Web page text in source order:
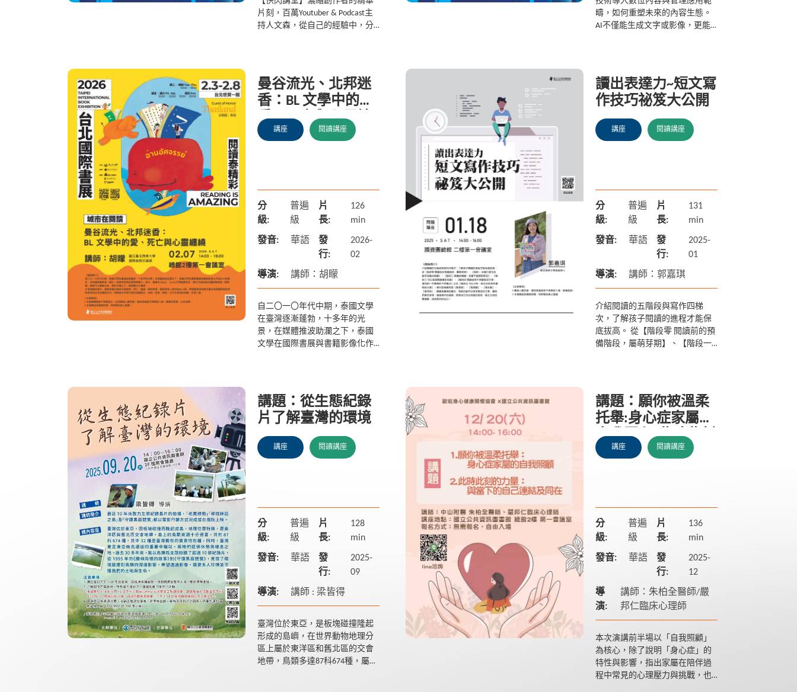
片刻，百萬Youtuber & Podcast主
持人文森，從自己的經驗中，分
疇，如何重塑未來的內容生態。
AI不僅能生成文字或影像，更能
的...
曼谷流光、北邦迷
香：BL 文學中的
愛、死亡與心靈纏
繞
講座 閱讀講座
分
級:
普遍
級
片
長:
126
min
發音: 華語
發
行:
2026-
02
導演: 講師：胡矇
自二〇一〇年代中期，泰國文學
在臺灣逐漸蓬勃，十多年的光
景，在媒體推波助瀾之下，泰國
文學在國際書展與書籍影像化作
讀出表達力~短文寫
作技巧祕笈大公開
講座 閱讀講座
分
級:
普遍
級
片
長:
131
min
發音: 華語
發
行:
2025-
01
導演: 講師：郭嘉琪
介紹閱讀的五階段與寫作四梯
次，了解孩子閱讀的進程才能保
底拔高。 從【階段零 閱讀前的預
備階段，屬萌芽期】、【階段一
講題：從生態紀錄
片了解臺灣的環境
講座 閱讀講座
分
級:
普遍
級
片
長:
128
min
發音: 華語
發
行:
2025-
09
導演: 講師 : 梁皆得
臺灣位於東亞，是板塊碰撞隆起
形成的島嶼，在世界動物地理分
區上屬於東洋區和舊北區的交會
地帶，鳥類多達87科674種，屬於
講題：願你被溫柔
托舉:身心症家屬的
自我照顧/此時此刻
的力量：與當下的
講座 閱讀講座
分
級:
普遍
級
片
長:
136
min
發音: 華語
發
行:
2025-
12
導
演:
講師：朱柏全醫師/嚴
邦仁臨床心理師
本次演講前半場以「自我照顧」
為核心，除了說明「身心症」的
特性與影響，指出家屬在陪伴過
程中常見的心理壓力與挑戰，也